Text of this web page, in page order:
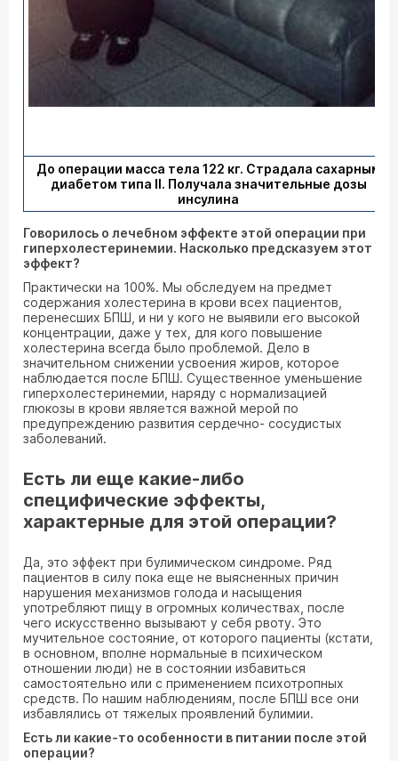
До операции масса тела 122 кг. Страдала сахарным
диабетом типа II. Получала значительные дозы
инсулина
Говорилось о лечебном эффекте этой операции при
гиперхолестеринемии. Насколько предсказуем этот
эффект?
Практически на 100%. Мы обследуем на предмет
содержания холестерина в крови всех пациентов,
перенесших БПШ, и ни у кого не выявили его высокой
концентрации, даже у тех, для кого повышение
холестерина всегда было проблемой. Дело в
значительном снижении усвоения жиров, которое
наблюдается после БПШ. Существенное уменьшение
гиперхолестеринемии, наряду с нормализацией
глюкозы в крови является важной мерой по
предупреждению развития сердечно- сосудистых
заболеваний.
Есть ли еще какие-либо
специфические эффекты,
характерные для этой операции?
Да, это эффект при булимическом синдроме. Ряд
пациентов в силу пока еще не выясненных причин
нарушения механизмов голода и насыщения
употребляют пищу в огромных количествах, после
чего искусственно вызывают у себя рвоту. Это
мучительное состояние, от которого пациенты (кстати,
в основном, вполне нормальные в психическом
отношении люди) не в состоянии избавиться
самостоятельно или с применением психотропных
средств. По нашим наблюдениям, после БПШ все они
избавлялись от тяжелых проявлений булимии.
Есть ли какие-то особенности в питании после этой
операции?